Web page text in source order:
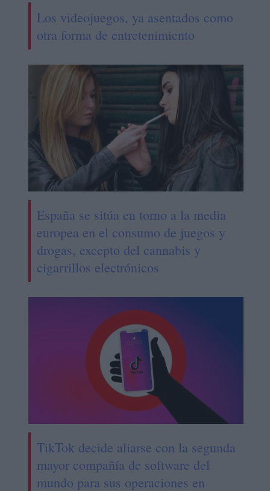
Los videojuegos, ya asentados como
otra forma de entretenimiento
España se sitúa en torno a la media
europea en el consumo de juegos y
drogas, excepto del cannabis y
cigarrillos electrónicos
TikTok decide aliarse con la segunda
mayor compañía de software del
mundo para sus operaciones en